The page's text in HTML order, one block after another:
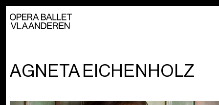
AGNETA EICHENHOLZ